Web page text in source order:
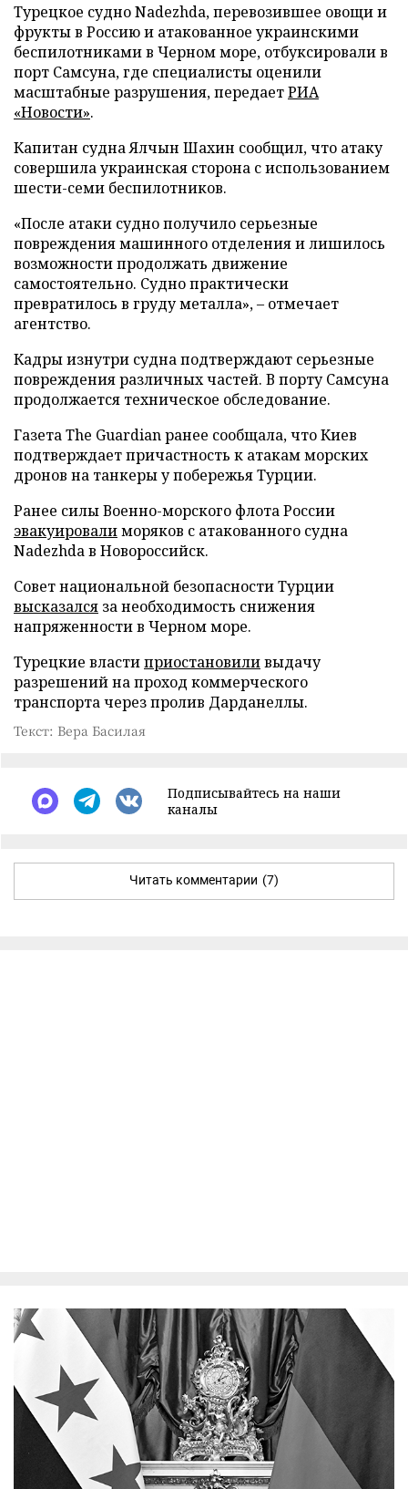
Турецкое судно Nadezhda, перевозившее овощи и
фрукты в Россию и атакованное украинскими
беспилотниками в Черном море, отбуксировали в
порт Самсуна, где специалисты оценили
масштабные разрушения, передаетРИА
«Новости».
Капитан судна Ялчын Шахин сообщил, что атаку
совершила украинская сторона с использованием
шести-семи беспилотников.
«После атаки судно получило серьезные
повреждения машинного отделения и лишилось
возможности продолжать движение
самостоятельно. Судно практически
превратилось в груду металла», – отмечает
агентство.
Кадры изнутри судна подтверждают серьезные
повреждения различных частей. В порту Самсуна
продолжается техническое обследование.
Газета The Guardian ранее сообщала, что Киев
подтверждает причастность к атакам морских
дронов на танкеры у побережья Турции.
Ранее силы Военно-морского флота России
эвакуировалиморяков с атакованного судна
Nadezhda в Новороссийск.
Совет национальной безопасности Турции
высказался за необходимость снижения
напряженности в Черном море.
Турецкие властиприостановиливыдачу
разрешений на проход коммерческого
транспорта через пролив Дарданеллы.
Текст: Вера Басилая
Подписывайтесь на наши
каналы
Читать комментарии (7)